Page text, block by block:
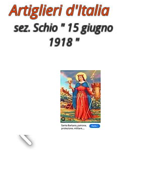
Artiglieri d'Italia
sez. Schio " 15 giugno
1918 "